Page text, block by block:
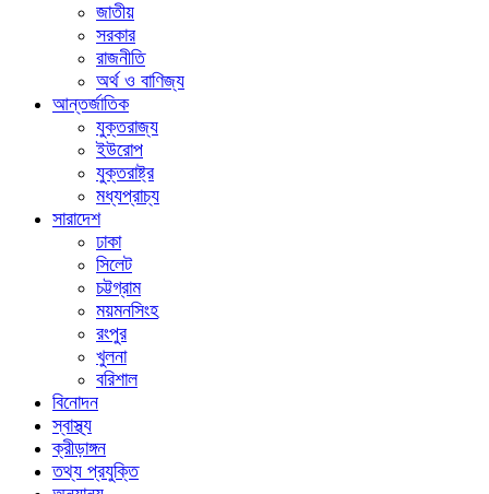
জাতীয়
সরকার
রাজনীতি
অর্থ ও বাণিজ্য
আন্তর্জাতিক
যুক্তরাজ্য
ইউরোপ
যুক্তরাষ্ট্র
মধ্যপ্রাচ্য
সারাদেশ
ঢাকা
সিলেট
চট্টগ্রাম
ময়মনসিংহ
রংপুর
খুলনা
বরিশাল
বিনোদন
স্বাস্থ্য
ক্রীড়াঙ্গন
তথ্য প্রযুক্তি